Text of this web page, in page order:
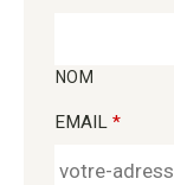
NOM
EMAIL *